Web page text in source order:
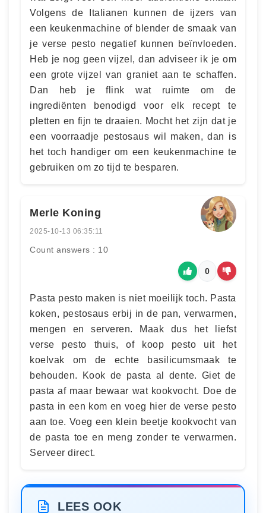
Volgens de Italianen kunnen de ijzers van
een keukenmachine of blender de smaak van
je verse pesto negatief kunnen beïnvloeden.
Heb je nog geen vijzel, dan adviseer ik je om
een grote vijzel van graniet aan te schaffen.
Dan heb je flink wat ruimte om de
ingrediënten benodigd voor elk recept te
pletten en fijn te draaien. Mocht het zijn dat je
een voorraadje pestosaus wil maken, dan is
het toch handiger om een keukenmachine te
gebruiken om zo tijd te besparen.
Merle Koning
2025-10-13 06:35:11
Count answers : 10
0
Pasta pesto maken is niet moeilijk toch. Pasta
koken, pestosaus erbij in de pan, verwarmen,
mengen en serveren. Maak dus het liefst
verse pesto thuis, of koop pesto uit het
koelvak om de echte basilicumsmaak te
behouden. Kook de pasta al dente. Giet de
pasta af maar bewaar wat kookvocht. Doe de
pasta in een kom en voeg hier de verse pesto
aan toe. Voeg een klein beetje kookvocht van
de pasta toe en meng zonder te verwarmen.
Serveer direct.
LEES OOK